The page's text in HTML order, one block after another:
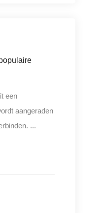
een
aangeraden
...